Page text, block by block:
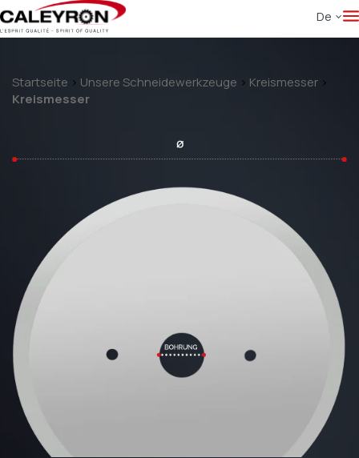
De
Startseite > Unsere Schneidewerkzeuge > Kreismesser >
Kreismesser